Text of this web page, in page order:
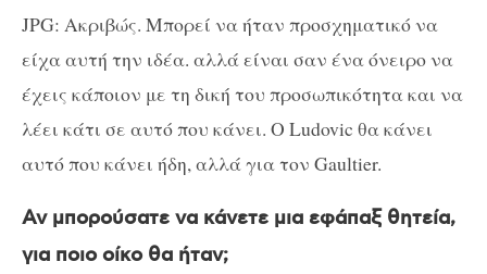
JPG: Ακριβώς. Μπορεί να ήταν προσχηματικό να
είχα αυτή την ιδέα. αλλά είναι σαν ένα όνειρο να
έχεις κάποιον με τη δική του προσωπικότητα και να
λέει κάτι σε αυτό που κάνει. Ο Ludovic θα κάνει
αυτό που κάνει ήδη, αλλά για τον Gaultier.
Αν μπορούσατε να κάνετε μια εφάπαξ θητεία,
για ποιο οίκο θα ήταν;